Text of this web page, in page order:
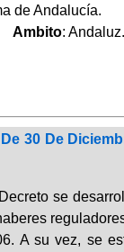
de Andalucía.
Ambito:
De 30 De
se
A su vez, se